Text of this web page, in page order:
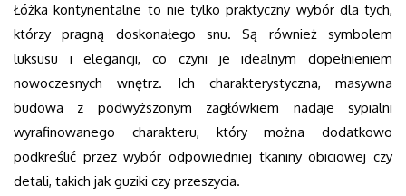
Łóżka kontynentalne to nie tylko praktyczny wybór dla tych,
którzy pragną doskonałego snu. Są również symbolem
luksusu i elegancji, co czyni je idealnym dopełnieniem
nowoczesnych wnętrz. Ich charakterystyczna, masywna
budowa z podwyższonym zagłówkiem nadaje sypialni
wyrafinowanego charakteru, który można dodatkowo
podkreślić przez wybór odpowiedniej tkaniny obiciowej czy
detali, takich jak guziki czy przeszycia.